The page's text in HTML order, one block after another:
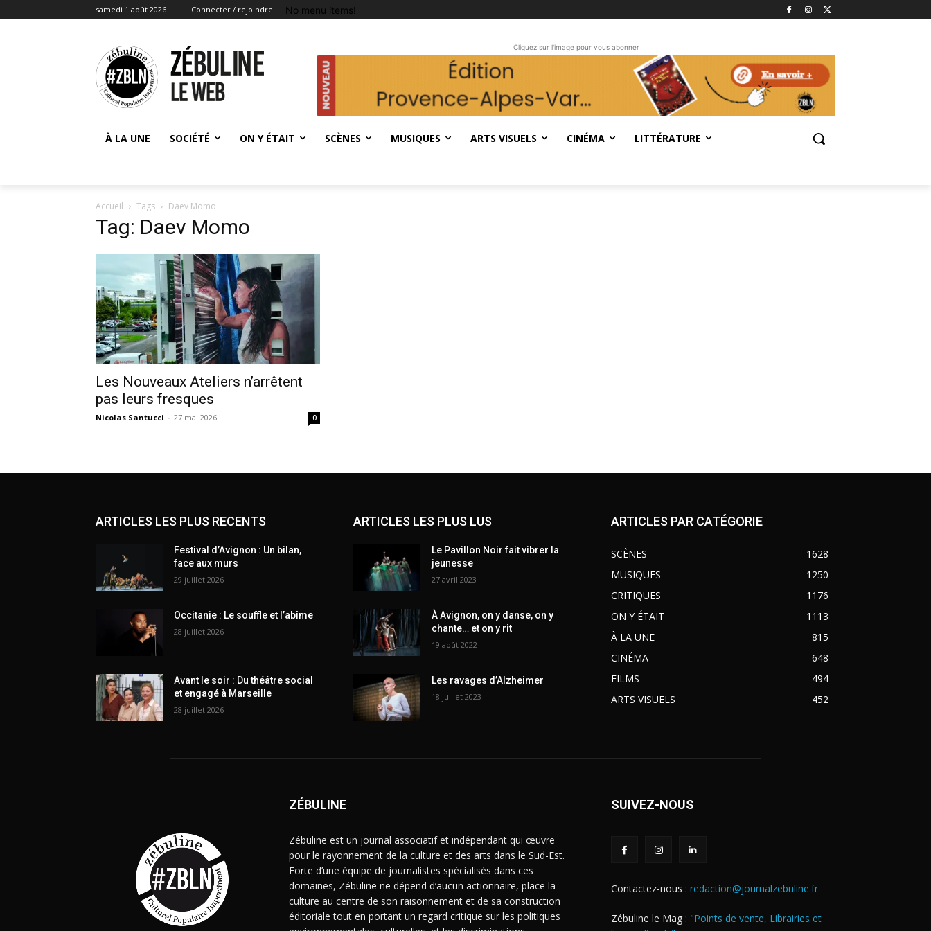
samedi 1 août 2026 Connecter / rejoindre No menu items!
Cliquez sur l'image pour vous abonner
À LA UNE SOCIÉTÉ ON Y ÉTAIT SCÈNES MUSIQUES ARTS VISUELS CINÉMA LITTÉRATURE
Accueil Tags Daev Momo
Tag: Daev Momo
Les Nouveaux Ateliers n’arrêtent
pas leurs fresques
Nicolas Santucci - 27 mai 2026 0
ARTICLES LES PLUS RECENTS
Festival d’Avignon : Un bilan,
face aux murs
29 juillet 2026
Occitanie : Le souffle et l’abîme
28 juillet 2026
Avant le soir : Du théâtre social
et engagé à Marseille
28 juillet 2026
ARTICLES LES PLUS LUS
Le Pavillon Noir fait vibrer la
jeunesse
27 avril 2023
À Avignon, on y danse, on y
chante… et on y rit
19 août 2022
Les ravages d’Alzheimer
18 juillet 2023
ARTICLES PAR CATÉGORIE
SCÈNES
1628
MUSIQUES
1250
CRITIQUES
1176
ON Y ÉTAIT
1113
À LA UNE
815
CINÉMA
648
FILMS
494
ARTS VISUELS
452
ZÉBULINE
Zébuline est un journal associatif et indépendant qui œuvre
pour le rayonnement de la culture et des arts dans le Sud-Est.
Forte d’une équipe de journalistes spécialisés dans ces
domaines, Zébuline ne dépend d’aucun actionnaire, place la
culture au centre de son raisonnement et de sa construction
éditoriale tout en portant un regard critique sur les politiques
SUIVEZ-NOUS
Contactez-nous : redaction@journalzebuline.fr
Zébuline le Mag : "Points de vente, Librairies et